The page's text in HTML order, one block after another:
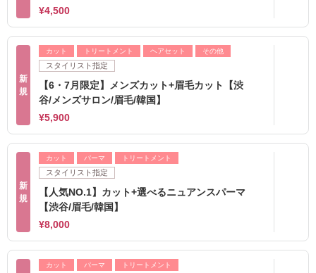
¥4,500
新
規
カット トリートメント ヘアセット その他
スタイリスト指定
【6・7月限定】メンズカット+眉毛カット【渋
谷/メンズサロン/眉毛/韓国】
¥5,900
新
規
カット パーマ トリートメント
スタイリスト指定
【人気NO.1】カット+選べるニュアンスパーマ
【渋谷/眉毛/韓国】
¥8,000
カット パーマ トリートメント